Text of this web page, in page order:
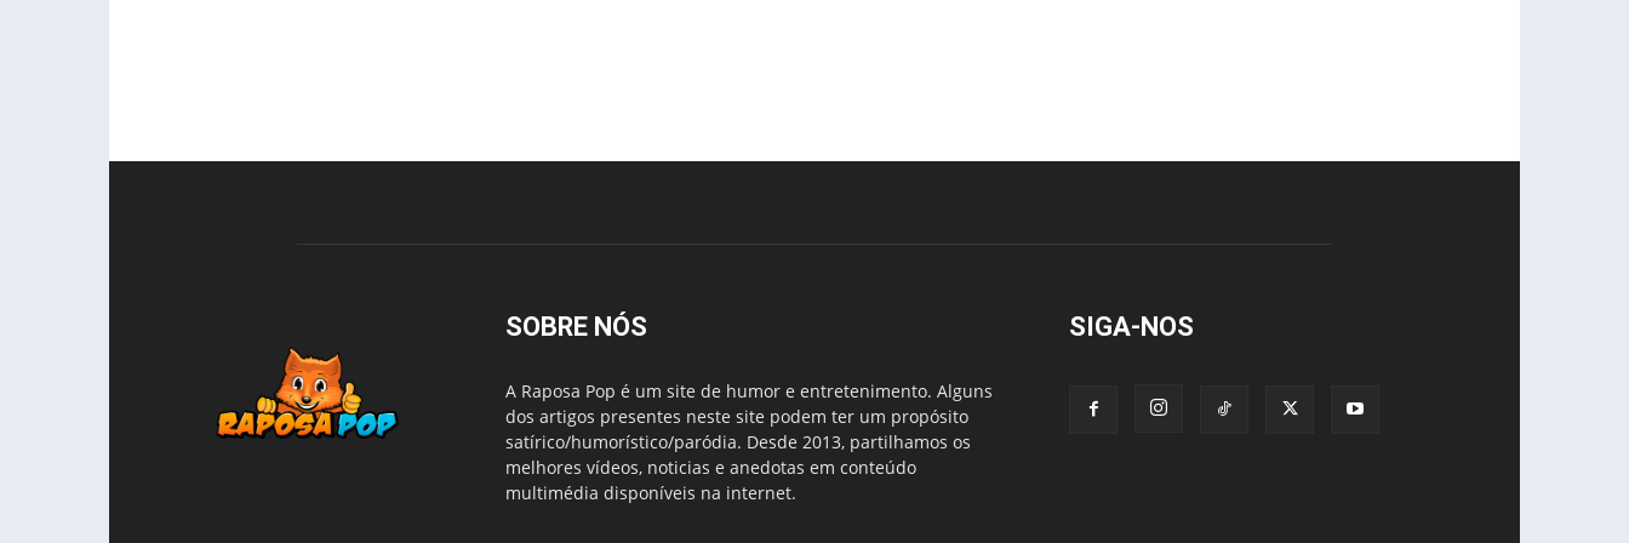
SOBRE NÓS
A Raposa Pop é um site de humor e entretenimento. Alguns
dos artigos presentes neste site podem ter um propósito
satírico/humorístico/paródia. Desde 2013, partilhamos os
melhores vídeos, noticias e anedotas em conteúdo
multimédia disponíveis na internet.
SIGA-NOS